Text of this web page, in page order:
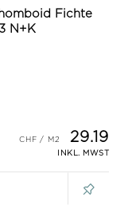
Fichte
N+K
29.19
INKL. MWST